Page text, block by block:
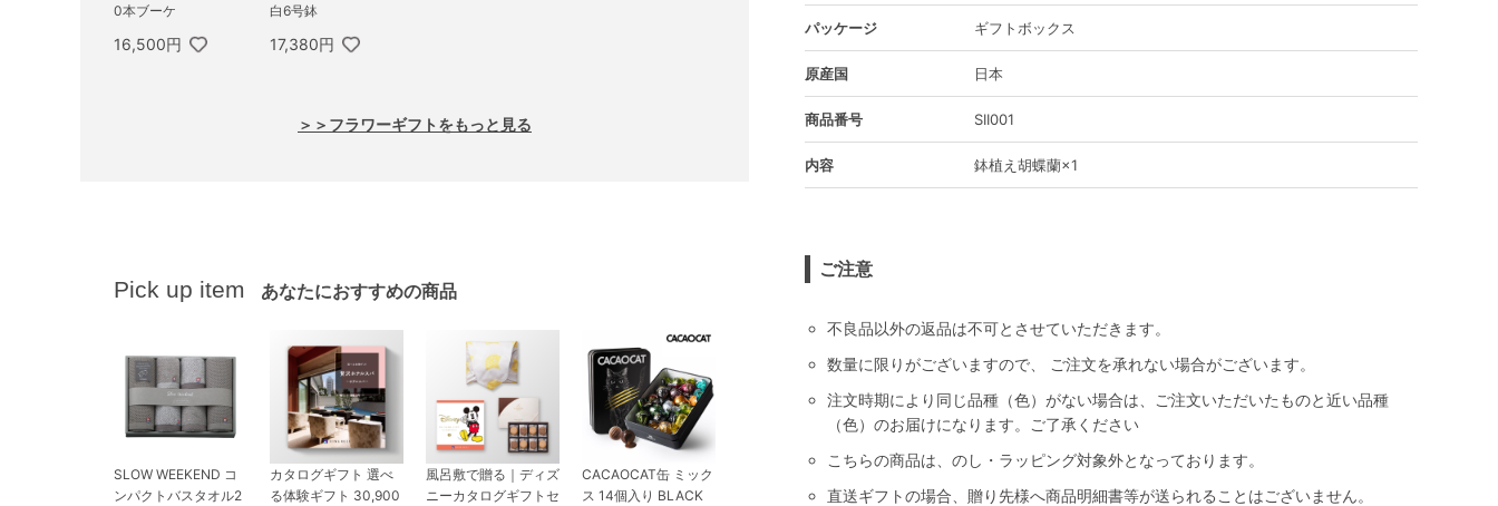
0本ブーケ
16,500円
白6号鉢
17,380円
＞＞フラワーギフトをもっと見る
Pick up item あなたにおすすめの商品
SLOW WEEKEND コ
ンパクトバスタオル2
カタログギフト 選べ
る体験ギフト 30,900
風呂敷で贈る｜ディズ
ニーカタログギフトセ
CACAOCAT缶 ミック
ス 14個入り BLACK
パッケージ ギフトボックス
原産国 日本
商品番号 SII001
内容 鉢植え胡蝶蘭×1
ご注意
不良品以外の返品は不可とさせていただきます。
数量に限りがございますので、 ご注文を承れない場合がございます。
注文時期により同じ品種（色）がない場合は、ご注文いただいたものと近い品種
（色）のお届けになります。ご了承ください
こちらの商品は、のし・ラッピング対象外となっております。
直送ギフトの場合、贈り先様へ商品明細書等が送られることはございません。